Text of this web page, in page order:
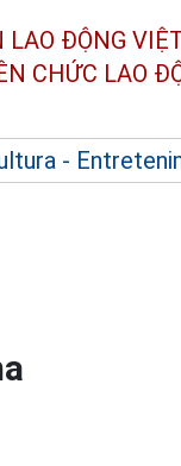
LAO ĐỘNG
CHỨC LAO
-